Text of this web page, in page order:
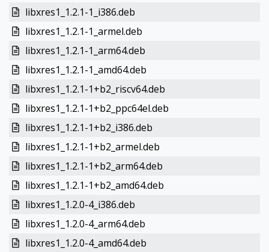
libxres1_1.2.1-1_i386.deb
libxres1_1.2.1-1_armel.deb
libxres1_1.2.1-1_arm64.deb
libxres1_1.2.1-1_amd64.deb
libxres1_1.2.1-1+b2_riscv64.deb
libxres1_1.2.1-1+b2_ppc64el.deb
libxres1_1.2.1-1+b2_i386.deb
libxres1_1.2.1-1+b2_armel.deb
libxres1_1.2.1-1+b2_arm64.deb
libxres1_1.2.1-1+b2_amd64.deb
libxres1_1.2.0-4_i386.deb
libxres1_1.2.0-4_arm64.deb
libxres1_1.2.0-4_amd64.deb